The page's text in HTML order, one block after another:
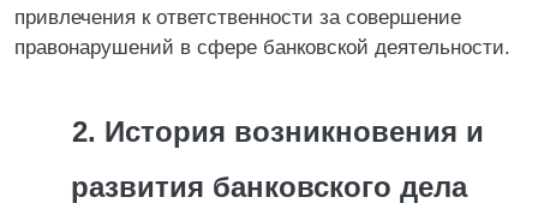
привлечения к ответственности за совершение
правонарушений в сфере банковской деятельности.
2. История возникновения и
развития банковского дела